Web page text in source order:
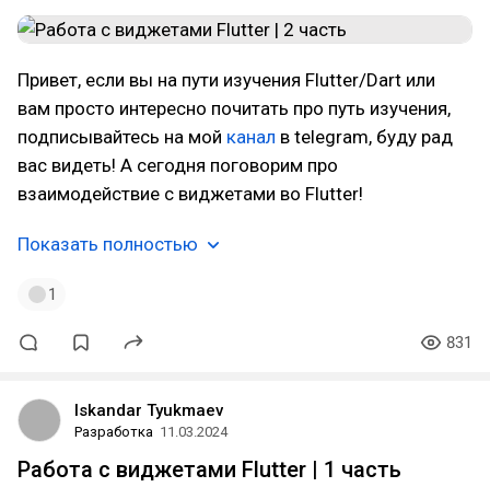
Привет, если вы на пути изучения Flutter/Dart или
вам просто интересно почитать про путь изучения,
подписывайтесь на мой канал в telegram, буду рад
вас видеть! А сегодня поговорим про
взаимодействие с виджетами во Flutter!
Показать полностью
1
831
Iskandar Tyukmaev
Разработка 11.03.2024
Работа с виджетами Flutter | 1 часть